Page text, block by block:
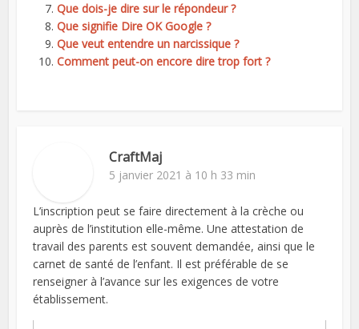
Que dois-je dire sur le répondeur ?
Que signifie Dire OK Google ?
Que veut entendre un narcissique ?
Comment peut-on encore dire trop fort ?
CraftMaj
5 janvier 2021 à 10 h 33 min
L’inscription peut se faire directement à la crèche ou
auprès de l’institution elle-même. Une attestation de
travail des parents est souvent demandée, ainsi que le
carnet de santé de l’enfant. Il est préférable de se
renseigner à l’avance sur les exigences de votre
établissement.